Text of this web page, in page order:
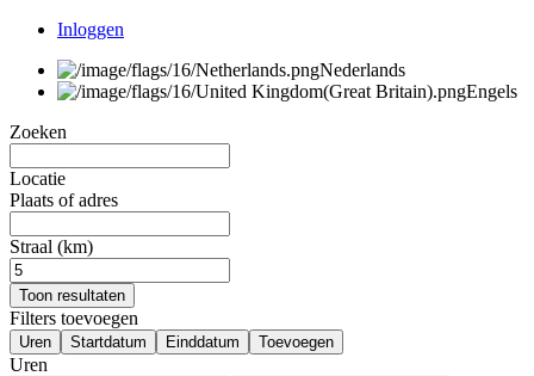
Inloggen
Nederlands
Engels
Zoeken
Locatie
Plaats of adres
Straal (km)
Toon resultaten
Filters toevoegen
Uren Startdatum Einddatum Toevoegen
Uren